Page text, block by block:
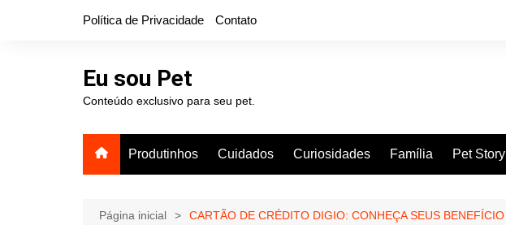
Política de Privacidade Contato
Eu sou Pet
Conteúdo exclusivo para seu pet.
Produtinhos Cuidados Curiosidades Família Pet Story
Página inicial CARTÃO DE CRÉDITO DIGIO: CONHEÇA SEUS BENEFÍCIO